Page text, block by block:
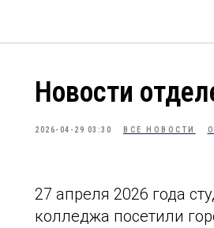
Новости
2026-04-29 03:30 ВСЕ НОВОСТИ
27 апреля 2026 года
колледжа посетили